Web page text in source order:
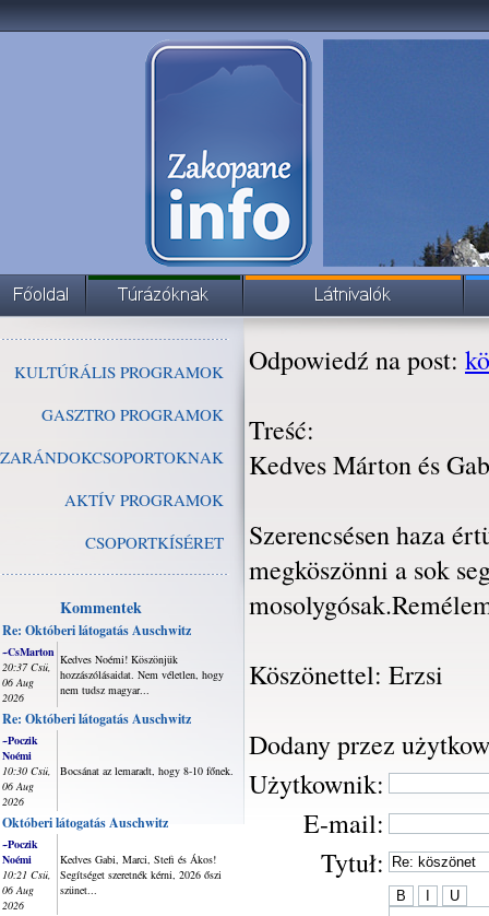
KULTÚRÁLIS PROGRAMOK
GASZTRO PROGRAMOK
ZARÁNDOKCSOPORTOKNAK
AKTÍV PROGRAMOK
CSOPORTKÍSÉRET
Kommentek
Re: Októberi látogatás Auschwitz
~CsMarton
20:37 Csü,
06 Aug
2026
Kedves Noémi! Köszönjük
hozzászólásaidat. Nem véletlen, hogy
nem tudsz magyar...
Re: Októberi látogatás Auschwitz
~Poczik
Noémi
10:30 Csü,
06 Aug
2026
Bocsánat az lemaradt, hogy 8-10 főnek.
Októberi látogatás Auschwitz
~Poczik
Noémi
10:21 Csü,
06 Aug
2026
Kedves Gabi, Marci, Stefi és Ákos!
Segítséget szeretnék kérni, 2026 őszi
szünet...
Odpowiedź na post:
Treść:
Kedves Márton és
Szerencsésen haza
megköszönni a sok
Köszönettel: Erzsi
Dodany przez
Użytkownik:
E-mail:
Tytuł: